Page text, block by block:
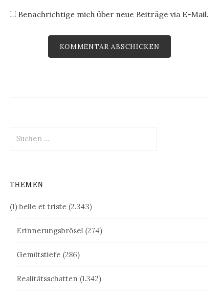
Benachrichtige mich über neue Beiträge via E-Mail.
nach:
THEMEN
(1) belle et triste (2.343)
Erinnerungsbrösel (274)
Gemütstiefe (286)
Realitätsschatten (1.342)